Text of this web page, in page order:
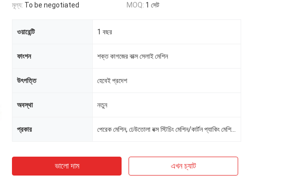
মূল্য: To be negotiated MOQ: 1 সেট
ওয়ারেন্টি 1 বছর
ফাংশন শক্ত কাগজের বাক্স সেলাই মেশিন
উৎপত্তি হেবেই প্রদেশ
অবস্থা নতুন
প্রকার পেরেক মেশিন, ঢেউতোলা বক্স স্টিচিং মেশিন/কার্টন প্যাকিং মেশিনের দাম
ভালো দাম এখন চ্যাট